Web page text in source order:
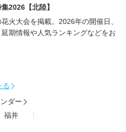
2026【北陸】
火大会を掲載。2026年の開催日、
期情報や人気ランキングなどをお
る
ダー
福井